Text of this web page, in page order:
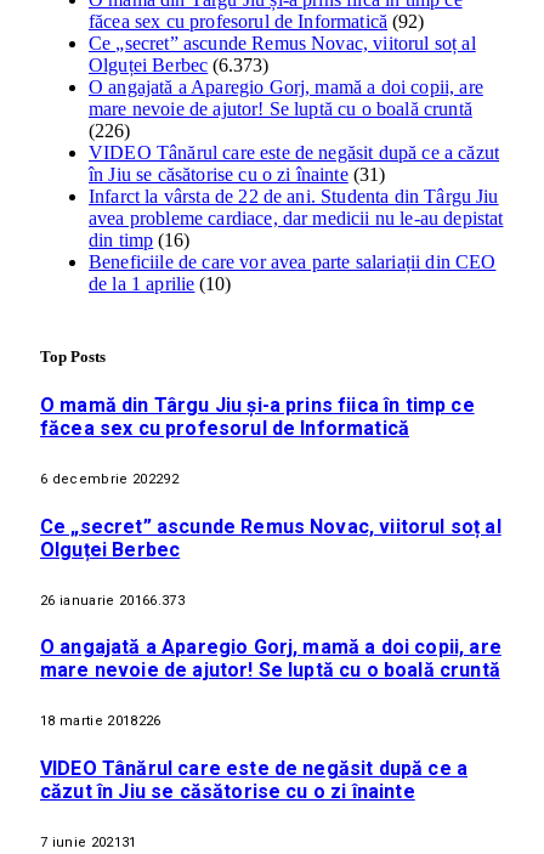
făcea sex cu profesorul de Informatică (92)
Ce „secret” ascunde Remus Novac, viitorul soț al
Olguței Berbec (6.373)
O angajată a Aparegio Gorj, mamă a doi copii, are
mare nevoie de ajutor! Se luptă cu o boală cruntă
(226)
VIDEO Tânărul care este de negăsit după ce a căzut
în Jiu se căsătorise cu o zi înainte (31)
Infarct la vârsta de 22 de ani. Studenta din Târgu Jiu
avea probleme cardiace, dar medicii nu le-au depistat
din timp (16)
Beneficiile de care vor avea parte salariații din CEO
de la 1 aprilie (10)
Top Posts
O mamă din Târgu Jiu și-a prins fiica în timp ce
făcea sex cu profesorul de Informatică
6 decembrie 202292
Ce „secret” ascunde Remus Novac, viitorul soț al
Olguței Berbec
26 ianuarie 20166.373
O angajată a Aparegio Gorj, mamă a doi copii, are
mare nevoie de ajutor! Se luptă cu o boală cruntă
18 martie 2018226
VIDEO Tânărul care este de negăsit după ce a
căzut în Jiu se căsătorise cu o zi înainte
7 iunie 2021 31